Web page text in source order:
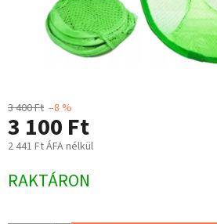
3 400 Ft –8 %
3 100 Ft
2 441 Ft ÁFA nélkül
Egységár:
RAKTÁRON